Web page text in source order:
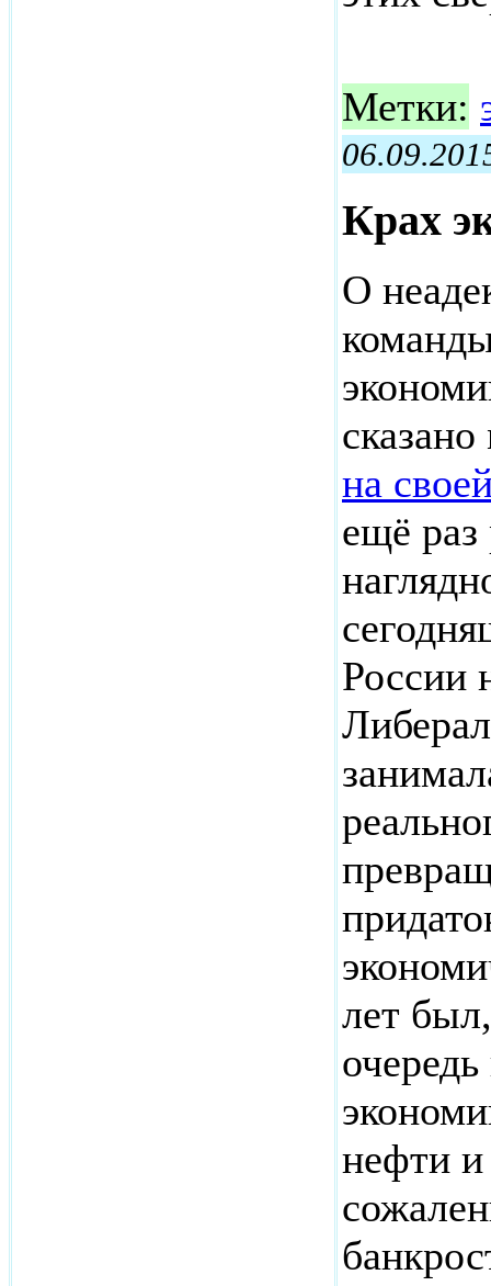
Метки:
Крах
О
на
ещё раз
России
лет
нефти